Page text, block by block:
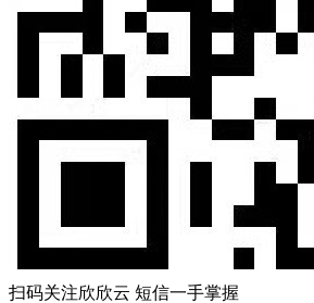
扫码关注欣欣云 短信一手掌握